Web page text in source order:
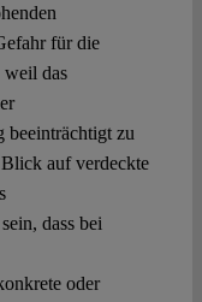
für die
weil das
beeinträchtigt zu
auf verdeckte
dass bei
oder